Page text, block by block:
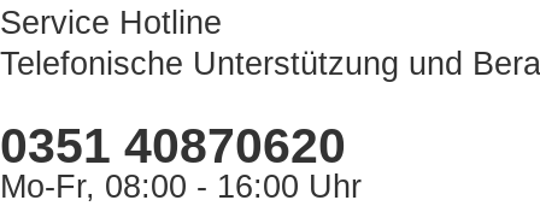
Service Hotline
Telefonische Unterstützung und
0351 40870620
Mo-Fr, 08:00 - 16:00 Uhr